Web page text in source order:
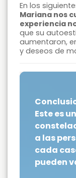
En los
Mariana nos
experiencia
que su
aumentaron,
y deseos de
Este es
a las
cada
pueden